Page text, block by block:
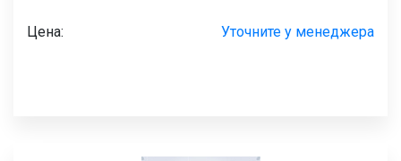
Цена: Уточните у менеджера